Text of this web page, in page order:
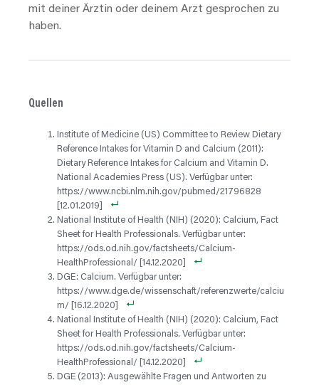
mit deiner Ärztin oder deinem Arzt gesprochen zu
haben.
Quellen
Institute of Medicine (US) Committee to Review Dietary
Reference Intakes for Vitamin D and Calcium (2011):
Dietary Reference Intakes for Calcium and Vitamin D.
National Academies Press (US). Verfügbar unter:
https://www.ncbi.nlm.nih.gov/pubmed/21796828
[12.01.2019]
National Institute of Health (NIH) (2020): Calcium, Fact
Sheet for Health Professionals. Verfügbar unter:
https://ods.od.nih.gov/factsheets/Calcium-
HealthProfessional/ [14.12.2020]
DGE: Calcium. Verfügbar unter:
https://www.dge.de/wissenschaft/referenzwerte/calciu
m/ [16.12.2020]
National Institute of Health (NIH) (2020): Calcium, Fact
Sheet for Health Professionals. Verfügbar unter:
https://ods.od.nih.gov/factsheets/Calcium-
HealthProfessional/ [14.12.2020]
DGE (2013): Ausgewählte Fragen und Antworten zu